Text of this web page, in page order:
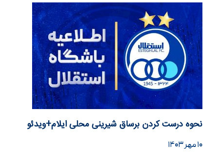
نحوه درست کردن برساق شیرینی محلی ایلام+ویدئو
۱۰ مهر ۱۴۰۳